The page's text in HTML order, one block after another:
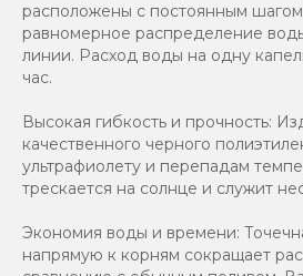
расположены с постоянным
равномерное распределение
линии. Расход воды на одну
час.
Высокая гибкость и прочность:
качественного черного
ультрафиолету и перепадам
трескается на солнце и служит
Экономия воды и времени:
напрямую к корням сокращает